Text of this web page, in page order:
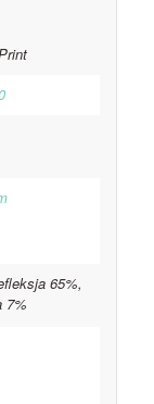
65%,
7%